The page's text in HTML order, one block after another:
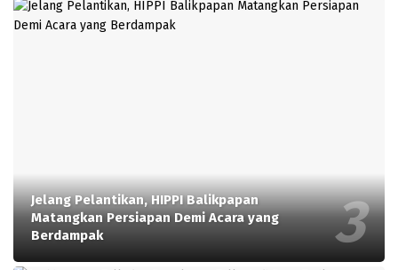
Jelang Pelantikan, HIPPI Balikpapan
Matangkan Persiapan Demi Acara yang
Berdampak